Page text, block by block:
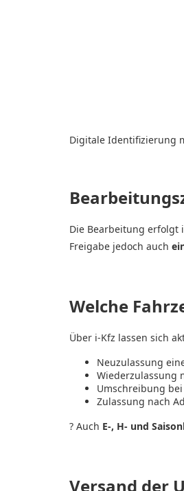
Digitale Identifizierung
Die Bearbeitung erfolgt
Freigabe jedoch auch
Welche
Über i-Kfz lassen sich
Neuzulassung
Wiederzulassung
Umschreibung
Zulassung nach
? Auch E-, H- und
Versand der